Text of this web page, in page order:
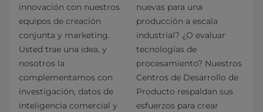
innovación con nuestros
equipos de creación
conjunta y marketing.
Usted trae una idea, y
nosotros la
complementamos con
investigación, datos de
inteligencia comercial y
nuevas para una
producción a escala
industrial? ¿O evaluar
tecnologías de
procesamiento? Nuestros
Centros de Desarrollo de
Producto respaldan sus
esfuerzos para crear